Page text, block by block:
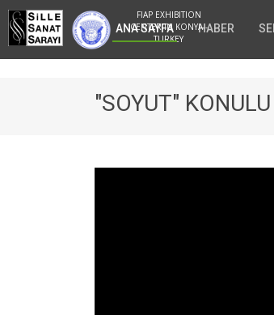
FIAP EXHIBITION
CENTER IN KONYA -
TURKEY
ANA SAYFA HABER
"SOYUT"